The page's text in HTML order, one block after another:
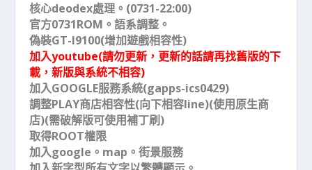
核心deodex處理。(0731-22:00)
官方0731ROM。語系調整。
偽裝GT-I9100(增加遊戲相容性)
加入youtube(請勿更新，更新的話請再找舊版的下
載，新版與系統不相容)
加入GOOGLE服務系統(gapps-ics0429)
調整PLAY商店相容性(向下相容line)(使用原生商
店)(需破解版可使用補丁刷)
取得ROOT權限
加入google。map。街景服務